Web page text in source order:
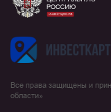
Все права защищены и
области»